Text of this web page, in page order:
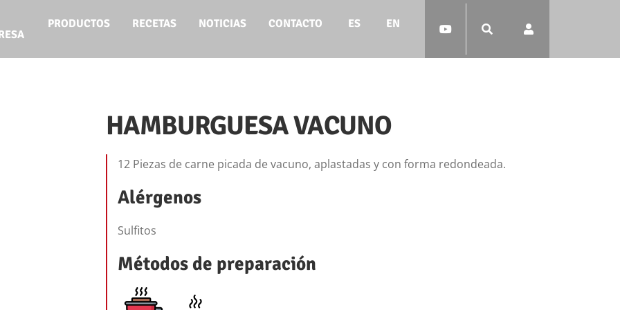
PRODUCTOS RECETAS NOTICIAS CONTACTO ES EN
HAMBURGUESA VACUNO
12 Piezas de carne picada de vacuno, aplastadas y con forma redondeada.
Alérgenos
Sulfitos
Métodos de preparación